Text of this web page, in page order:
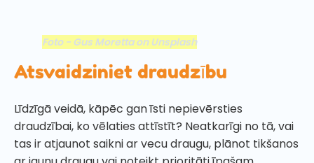
Foto - Gus Moretta on Unsplash
Atsvaidziniet draudzību
Līdzīgā veidā, kāpēc gan īsti nepievērsties
draudzībai, ko vēlaties attīstīt? Neatkarīgi no tā, vai
tas ir atjaunot saikni ar vecu draugu, plānot tikšanos